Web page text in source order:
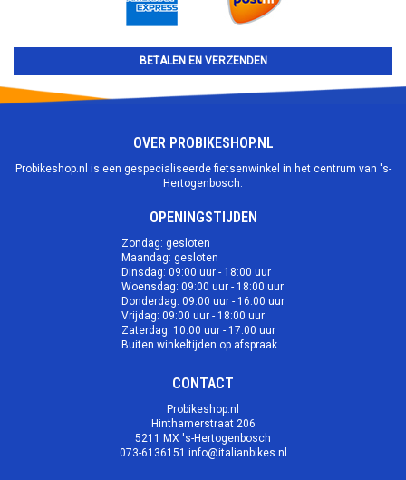
BETALEN EN VERZENDEN
OVER PROBIKESHOP.NL
Probikeshop.nl is een gespecialiseerde fietsenwinkel in het centrum van 's-
Hertogenbosch.
OPENINGSTIJDEN
Zondag: gesloten
Maandag: gesloten
Dinsdag: 09:00 uur - 18:00 uur
Woensdag: 09:00 uur - 18:00 uur
Donderdag: 09:00 uur - 16:00 uur
Vrijdag: 09:00 uur - 18:00 uur
Zaterdag: 10:00 uur - 17:00 uur
Buiten winkeltijden op afspraak
CONTACT
Probikeshop.nl
Hinthamerstraat 206
5211 MX 's-Hertogenbosch
073-6136151 info@italianbikes.nl